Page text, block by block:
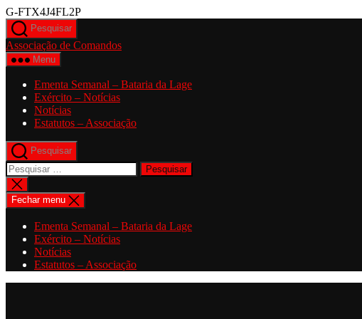
G-FTX4J4FL2PSaltar
conteúdo
Pesquisar
Associação de Comandos
Menu
Ementa Semanal – Bataria da Lage
Exército – Notícias
Notícias
Estatutos – Associação
Pesquisar
Pesquisar
por:
Fechar
pesquisa
Fechar menu
Ementa Semanal – Bataria da Lage
Exército – Notícias
Notícias
Estatutos – Associação